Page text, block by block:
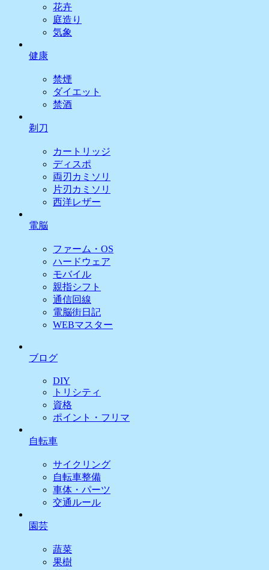
花卉
庭造り
気象
健康
禁煙
ダイエット
禁酒
剃刀
カートリッジ
ディスポ
両刃カミソリ
片刃カミソリ
西洋レザー
電脳
ファーム・OS
ハードウェア
モバイル
親指シフト
通信回線
電脳街日記
WEBマスター
ブログ
DIY
トリシティ
資格
ポイント・フリマ
自転車
サイクリング
自転車整備
車体・パーツ
交通ルール
園芸
蔬菜
果樹